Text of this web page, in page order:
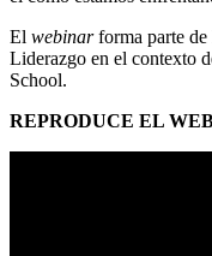
El webinarforma parte de
Liderazgo en el contexto
School.
REPRODUCE EL